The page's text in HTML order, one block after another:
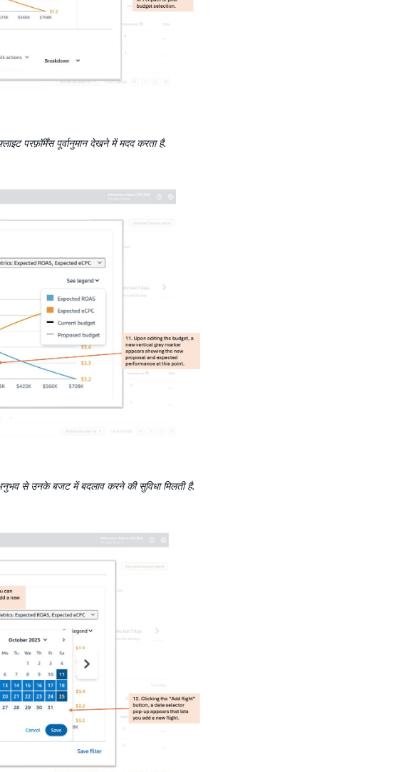
परफ़ॉर्मेंस पूर्वानुमान देखने में मदद करता है.
से उनके बजट में बदलाव करने की सुविधा मिलती है.